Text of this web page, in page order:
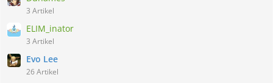
3 Artikel
ELIM_inator
3 Artikel
Evo Lee
26 Artikel